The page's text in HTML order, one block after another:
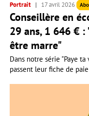
Portrait 17 avril 2026
Conseillère en
29 ans, 1 646 €
être marre"
Dans notre série "Paye
passent leur fiche de